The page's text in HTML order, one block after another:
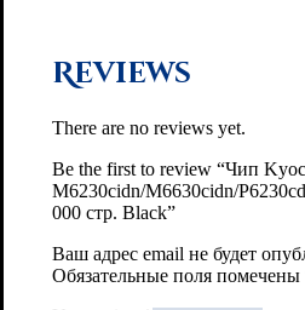
Reviews
There are no reviews yet.
Be the first to review “Чип
M6230cidn/M6630cidn/
000 стр. Black”
Ваш адрес email не будет
Обязательные поля помечены